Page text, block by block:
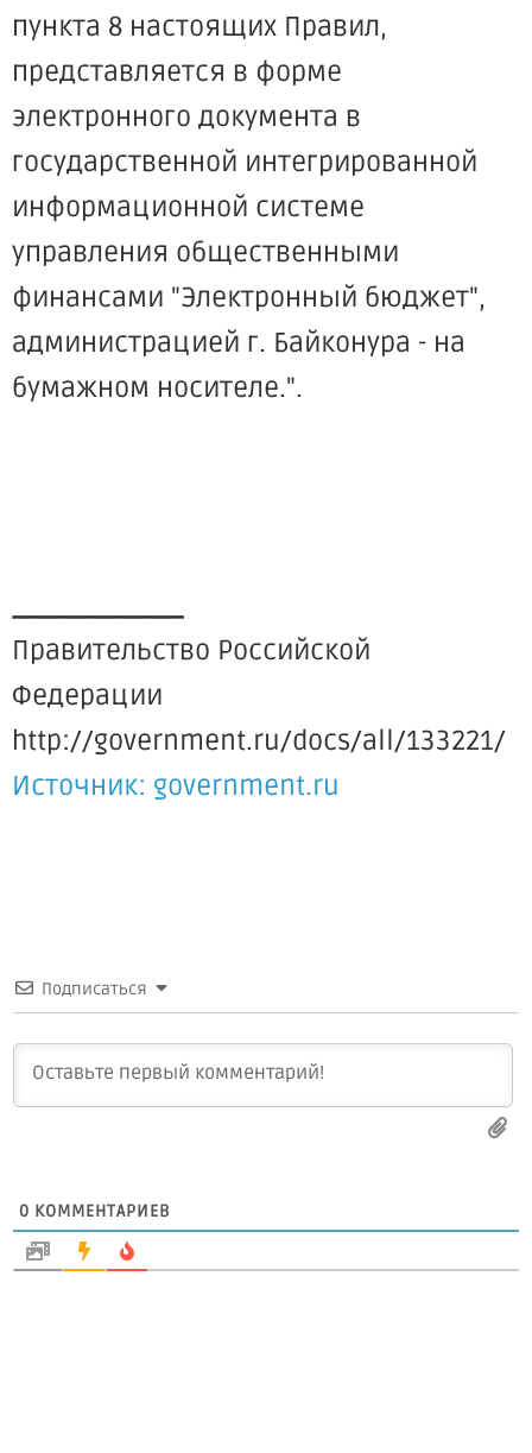
пункта 8 настоящих Правил,
представляется в форме
электронного документа в
государственной интегрированной
информационной системе
управления общественными
финансами "Электронный бюджет",
администрацией г. Байконура - на
бумажном носителе.".
Правительство Российской
Федерации
http://government.ru/docs/all/133221/
Источник: government.ru
Подписаться
0 КОММЕНТАРИЕВ